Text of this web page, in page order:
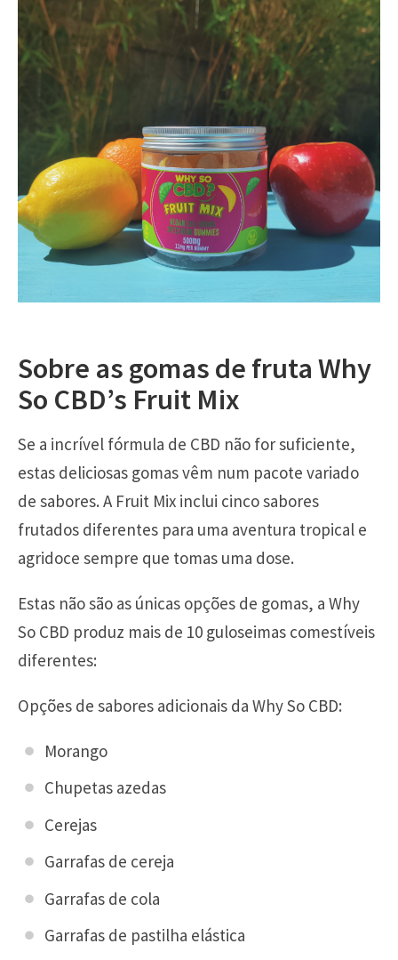
Sobre as gomas de fruta Why
So CBD’s Fruit Mix
Se a incrível fórmula de CBD não for suficiente,
estas deliciosas gomas vêm num pacote variado
de sabores. A Fruit Mix inclui cinco sabores
frutados diferentes para uma aventura tropical e
agridoce sempre que tomas uma dose.
Estas não são as únicas opções de gomas, a Why
So CBD produz mais de 10 guloseimas comestíveis
diferentes:
Opções de sabores adicionais da Why So CBD:
Morango
Chupetas azedas
Cerejas
Garrafas de cereja
Garrafas de cola
Garrafas de pastilha elástica